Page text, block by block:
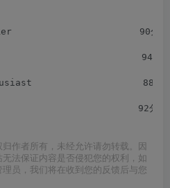
90分
94分
88分
92分
作者所有，未经允许请勿转载。因
法保证内容是否侵犯您的权利，如
员，我们将在收到您的反馈后与您